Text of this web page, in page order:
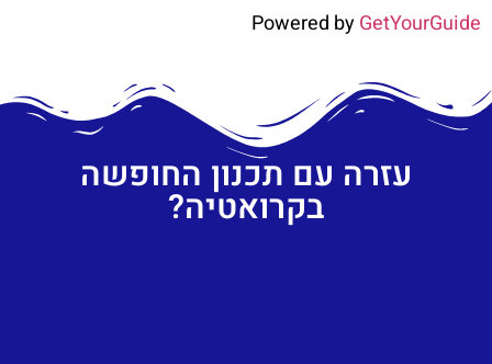
Powered byGetYourGuide
עזרה עם תכנון החופשה
בקרואטיה?